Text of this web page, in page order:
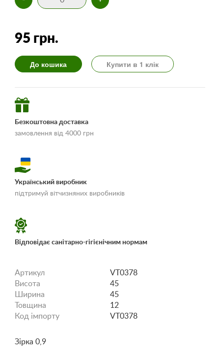
95 грн.
До кошика Купити в 1 клік
Безкоштовна доставка
замовлення від 4000 грн
«Умови доставки і
Український виробник
підтримуй вітчизняних виробників
Відповідає санітарно-гігієнічним нормам
Артикул
VT0378
Висота
45
Ширина
45
Товщина
12
Код імпорту
VT0378
Зірка 0,9